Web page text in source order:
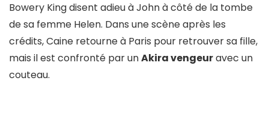
Bowery King disent adieu à John à côté de la tombe
de sa femme Helen. Dans une scène après les
crédits, Caine retourne à Paris pour retrouver sa fille,
mais il est confronté par unAkira vengeuravec un
couteau.